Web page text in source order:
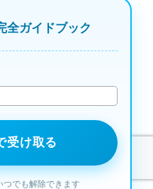
全ガイドブック